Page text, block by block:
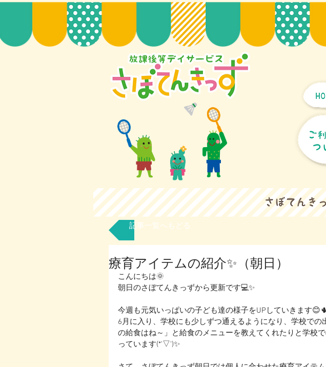
記事一覧へもどる
療育アイテムの紹介✨（朝日）
こんにちは🌞
朝日のさぼてんきっずから更新です💻✨
今週も元気いっぱいの子ども達の様子をUPしていきます
6月に入り、学校にも少しずつ通えるようになり、学校での
の給食はね～」と給食のメニューを教えてくれたりと学校
っています(*'▽')✨